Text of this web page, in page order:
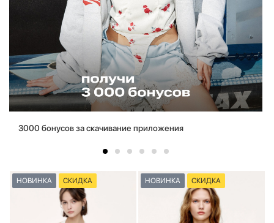
3000 бонусов за скачивание приложения
НОВИНКА СКИДКА НОВИНКА СКИДКА